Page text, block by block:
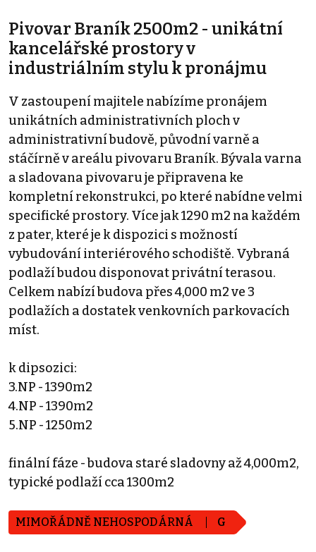
Pivovar Braník 2500m2 - unikátní
kancelářské prostory v
industriálním stylu k pronájmu
V zastoupení majitele nabízíme pronájem
unikátních administrativních ploch v
administrativní budově, původní varně a
stáčírně v areálu pivovaru Braník. Bývala varna
a sladovana pivovaru je připravena ke
kompletní rekonstrukci, po které nabídne velmi
specifické prostory. Více jak 1290 m2 na každém
z pater, které je k dispozici s možností
vybudování interiérového schodiště. Vybraná
podlaží budou disponovat privátní terasou.
Celkem nabízí budova přes 4,000 m2 ve 3
podlažích a dostatek venkovních parkovacích
míst.
k dipsozici:
3.NP - 1390m2
4.NP - 1390m2
5.NP - 1250m2
finální fáze - budova staré sladovny až 4,000m2,
typické podlaží cca 1300m2
MIMOŘÁDNĚ NEHOSPODÁRNÁ G